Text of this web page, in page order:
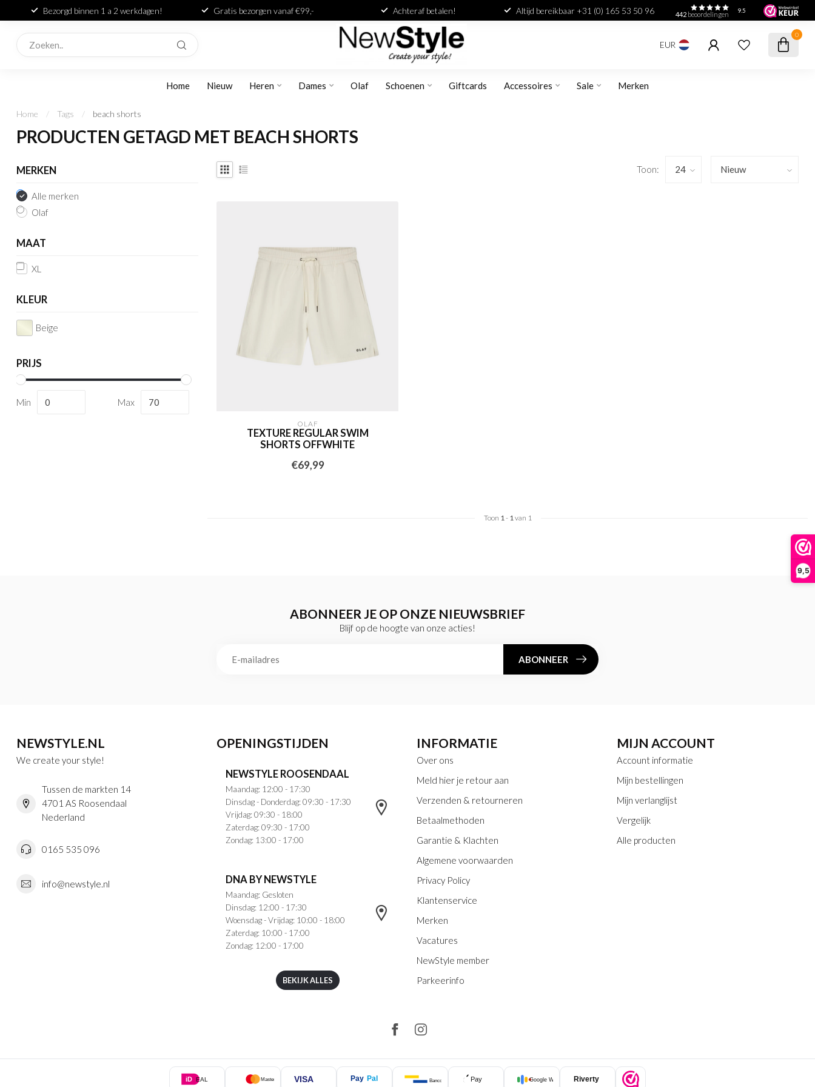
9,5
Bezorgd binnen 1 a 2 werkdagen! Gratis bezorgen vanaf €99,- Achteraf betalen! Altijd bereikbaar +31 (0) 165 53 50 96 442beoordelingen
9.5
EUR
0
Home Nieuw Heren Dames Olaf Schoenen Giftcards Accessoires Sale Merken
Home / Tags / beach shorts
PRODUCTEN GETAGD MET BEACH SHORTS
MERKEN
Alle merken
Olaf
MAAT
XL
KLEUR
Beige
PRIJS
Min Max
Toon:
OLAF
TEXTURE REGULAR SWIM
SHORTS OFFWHITE
€69,99
Toon 1- 1van 1
ABONNEER JE OP ONZE NIEUWSBRIEF
Blijf op de hoogte van onze acties!
ABONNEER
NEWSTYLE.NL
We create your style!
Tussen de markten 14
4701 AS Roosendaal
Nederland
0165 535 096
info@newstyle.nl
OPENINGSTIJDEN
NEWSTYLE ROOSENDAAL
Maandag: 12:00 - 17:30
Dinsdag - Donderdag: 09:30 - 17:30
Vrijdag: 09:30 - 18:00
Zaterdag: 09:30 - 17:00
Zondag: 13:00 - 17:00
DNA BY NEWSTYLE
Maandag: Gesloten
Dinsdag: 12:00 - 17:30
Woensdag - Vrijdag: 10:00 - 18:00
Zaterdag: 10:00 - 17:00
Zondag: 12:00 - 17:00
BEKIJK ALLES
INFORMATIE
Over ons
Meld hier je retour aan
Verzenden & retourneren
Betaalmethoden
Garantie & Klachten
Algemene voorwaarden
Privacy Policy
Klantenservice
Merken
Vacatures
NewStyle member
Parkeerinfo
MIJN ACCOUNT
Account informatie
Mijn bestellingen
Mijn verlanglijst
Vergelijk
Alle producten
iD EAL Mastercard VISA Pay Pal Bancontact Pay Google Wallet Riverty